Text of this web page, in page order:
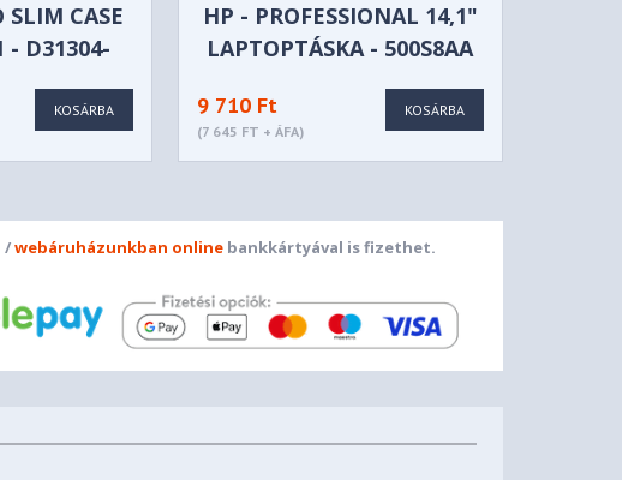
SLIM CASE
- D31304-
KOSÁRBA
HP - PROFESSIONAL 14,1"
LAPTOPTÁSKA - 500S8AA
9 710 Ft
(7 645 FT + ÁFA)
KOSÁRBA
/webáruházunkban online bankkártyával is fizethet.